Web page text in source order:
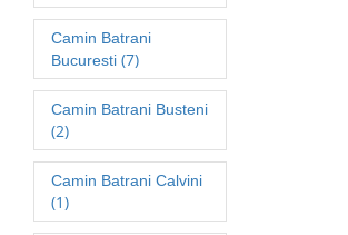
Camin Batrani
Bucuresti (7)
Camin Batrani Busteni
(2)
Camin Batrani Calvini
(1)